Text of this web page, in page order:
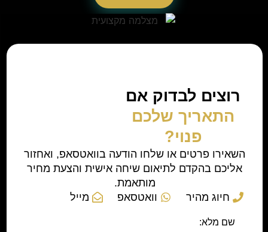
רוצים לבדוק אם
התאריך שלכם
פנוי?
השאירו פרטים או שלחו הודעה בוואטסאפ, ואחזור
אליכם בהקדם לתיאום שיחה אישית והצעת מחיר
מותאמת.
חיוג מהיר
וואטסאפ מייל